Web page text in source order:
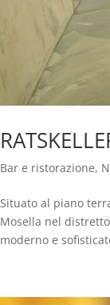
Bar e ristorazione,
Situato al piano
Mosella nel
moderno e